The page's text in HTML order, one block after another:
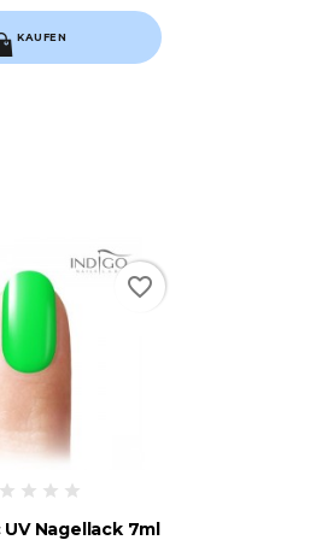
KAUFEN
Nagellack 7ml
favorite_border